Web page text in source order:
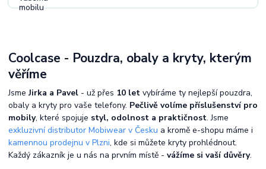
Coolcase - Pouzdra, obaly a kryty, kterým
věříme
JsmeJirka a Pavel - už přes 10 let vybíráme ty nejlepší pouzdra,
obaly a kryty pro vaše telefony. Pečlivě volíme příslušenství pro
mobily, které spojuje styl, odolnost a praktičnost. Jsme
exkluzivní distributor Mobiwear v Česku a kromě e-shopu máme i
kamennou prodejnu v Plzni, kde si můžete kryty prohlédnout.
Každý zákazník je u nás na prvním místě - vážíme si vaší důvěry.